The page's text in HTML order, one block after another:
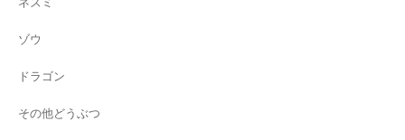
ゾウ
ドラゴン
その他どうぶつ